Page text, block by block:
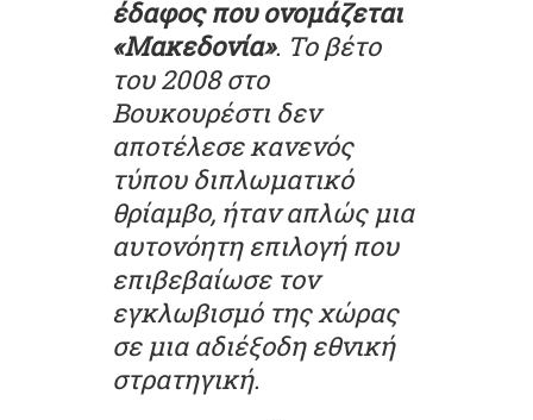
έδαφος που ονομάζεται
«Μακεδονία». Το βέτο
του 2008 στο
Βουκουρέστι δεν
αποτέλεσε κανενός
τύπου διπλωματικό
θρίαμβο, ήταν απλώς μια
αυτονόητη επιλογή που
επιβεβαίωσε τον
εγκλωβισμό της χώρας
σε μια αδιέξοδη εθνική
στρατηγική.